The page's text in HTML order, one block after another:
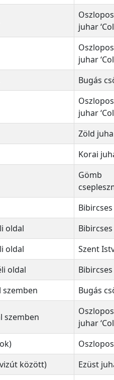
juhar
juhar
Bugás
juhar
Zöld
Korai
Gömb
oldal
oldal
Szent
oldal
szemben
Bugás
szemben
juhar
között)
Ezüst